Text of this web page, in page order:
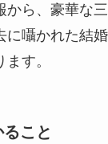
から、豪華な
に囁かれた結
す。
こと